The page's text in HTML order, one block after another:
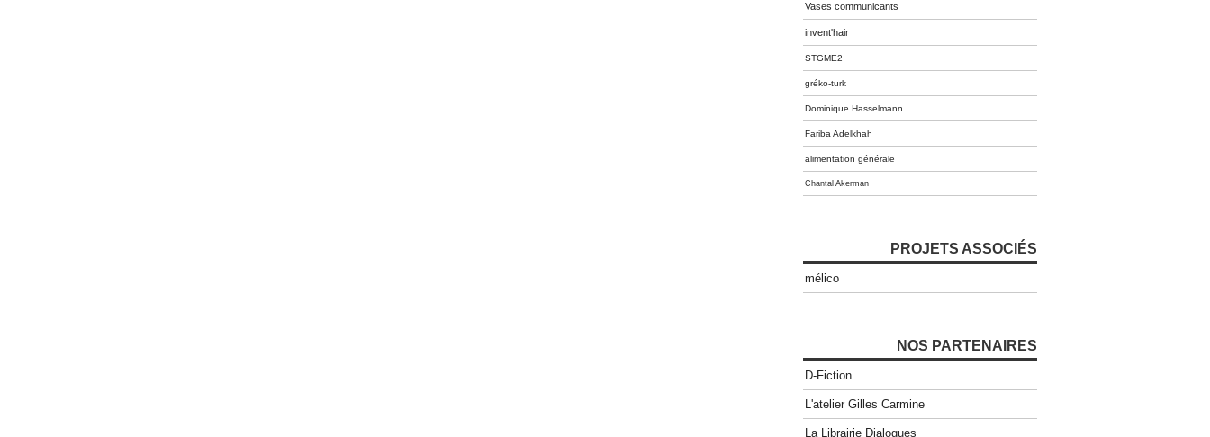
Vases communicants
invent'hair
STGME2
gréko-turk
Dominique Hasselmann
Fariba Adelkhah
alimentation générale
Chantal Akerman
PROJETS ASSOCIÉS
mélico
NOS PARTENAIRES
D-Fiction
L'atelier Gilles Carmine
La Librairie Dialogues